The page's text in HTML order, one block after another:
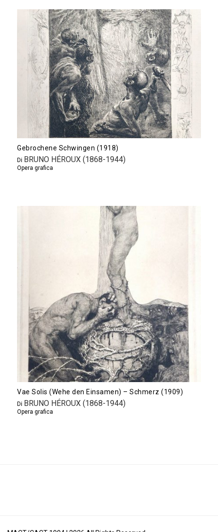
Gebrochene Schwingen (1918)
Di BRUNO HÉROUX (1868-1944)
Opera grafica
Vae Solis (Wehe den Einsamen) – Schmerz (1909)
Di BRUNO HÉROUX (1868-1944)
Opera grafica